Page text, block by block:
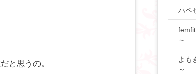
と思うの。
ハペ
～
よも
～